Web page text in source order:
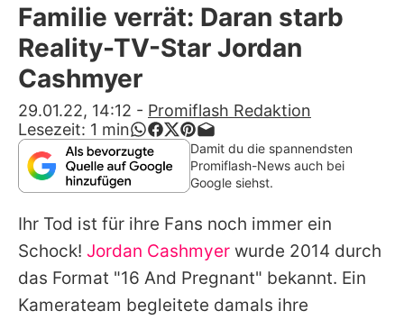
Alle Themen auf Promiflash
App runterladen
Team
Redaktionelle Richtlinien
Impressum
Datenschutzerklärung
Nutzungsbedingungen
Familie verrät: Daran starb
Reality-TV-Star Jordan
Cashmyer
29.01.22, 14:12 - Promiflash Redaktion
Lesezeit: 1 min
Damit du die spannendsten
Promiflash-News auch bei
Google siehst.
Ihr Tod ist für ihre Fans noch immer ein
Schock! Jordan Cashmyer wurde 2014 durch
das Format "16 And Pregnant" bekannt. Ein
Kamerateam begleitete damals ihre